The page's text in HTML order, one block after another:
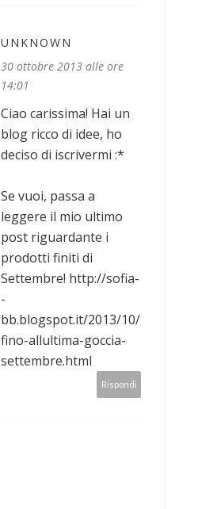
UNKNOWN
30 ottobre 2013 alle ore
14:01
Ciao carissima! Hai un
blog ricco di idee, ho
deciso di iscrivermi :*
Se vuoi, passa a
leggere il mio ultimo
post riguardante i
prodotti finiti di
Settembre! http://sofia-
-
bb.blogspot.it/2013/10/
fino-allultima-goccia-
settembre.html
Rispondi